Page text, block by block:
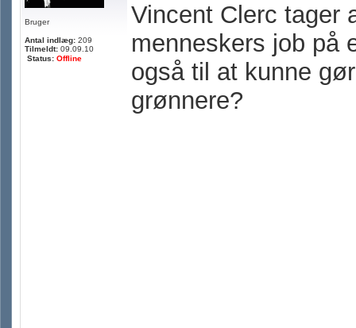
Bruger
Antal indlæg: 209
Tilmeldt: 09.09.10
Status: Offline
Vincent Clerc tager
menneskers job på
også til at kunne
grønnere?